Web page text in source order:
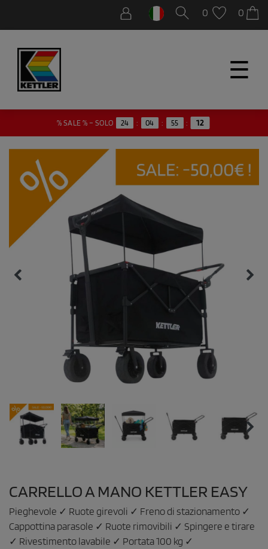
0 0
☰
CARRELLO A MANO KETTLER EASY
Pieghevole ✓ Ruote girevoli ✓ Freno di stazionamento ✓
Cappottina parasole ✓ Ruote rimovibili ✓ Spingere e tirare
✓ Rivestimento lavabile ✓ Portata 100 kg ✓
% SALE % – SOLO 24 : 04 : 55 : 12